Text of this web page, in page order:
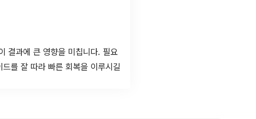
결과에 큰 영향을 미칩니다. 필요
를 잘 따라 빠른 회복을 이루시길